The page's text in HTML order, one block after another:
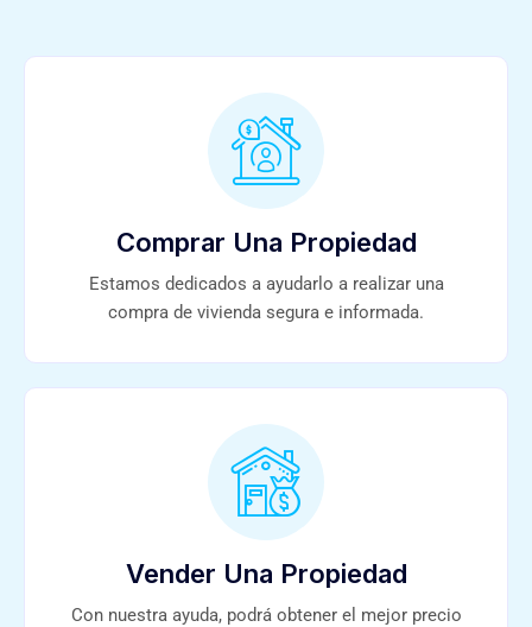
Comprar Una Propiedad
Estamos dedicados a ayudarlo a realizar una
compra de vivienda segura e informada.
Vender Una Propiedad
Con nuestra ayuda, podrá obtener el mejor precio